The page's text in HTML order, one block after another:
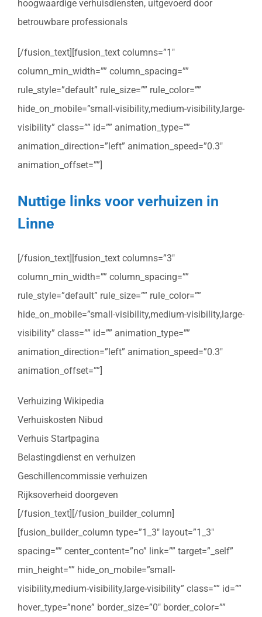
hoogwaardige verhuisdiensten, uitgevoerd door
betrouwbare professionals
[/fusion_text][fusion_text columns=”1″
column_min_width=”” column_spacing=””
rule_style=”default” rule_size=”” rule_color=””
hide_on_mobile=”small-visibility,medium-visibility,large-
visibility” class=”” id=”” animation_type=””
animation_direction=”left” animation_speed=”0.3″
animation_offset=””]
Nuttige links voor verhuizen in
Linne
[/fusion_text][fusion_text columns=”3″
column_min_width=”” column_spacing=””
rule_style=”default” rule_size=”” rule_color=””
hide_on_mobile=”small-visibility,medium-visibility,large-
visibility” class=”” id=”” animation_type=””
animation_direction=”left” animation_speed=”0.3″
animation_offset=””]
Verhuizing Wikipedia
Verhuiskosten Nibud
Verhuis Startpagina
Belastingdienst en verhuizen
Geschillencommissie verhuizen
Rijksoverheid doorgeven
[/fusion_text][/fusion_builder_column]
[fusion_builder_column type=”1_3″ layout=”1_3″
spacing=”” center_content=”no” link=”” target=”_self”
min_height=”” hide_on_mobile=”small-
visibility,medium-visibility,large-visibility” class=”” id=””
hover_type=”none” border_size=”0″ border_color=””